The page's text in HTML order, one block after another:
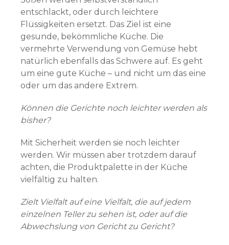
entschlackt, oder durch leichtere
Flüssigkeiten ersetzt. Das Ziel ist eine
gesunde, bekömmliche Küche. Die
vermehrte Verwendung von Gemüse hebt
natürlich ebenfalls das Schwere auf. Es geht
um eine gute Küche – und nicht um das eine
oder um das andere Extrem.
Können die Gerichte noch leichter werden als
bisher?
Mit Sicherheit werden sie noch leichter
werden. Wir müssen aber trotzdem darauf
achten, die Produktpalette in der Küche
vielfältig zu halten.
Zielt Vielfalt auf eine Vielfalt, die auf jedem
einzelnen Teller zu sehen ist, oder auf die
Abwechslung von Gericht zu Gericht?